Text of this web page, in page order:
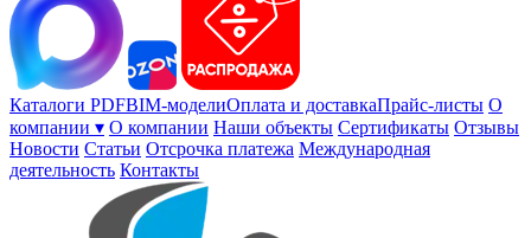
Каталоги PDFBIM-моделиОплата и доставкаПрайс-листы О
компании ▾ О компании Наши объекты Сертификаты Отзывы
Новости Статьи Отсрочка платежа Международная
деятельность Контакты